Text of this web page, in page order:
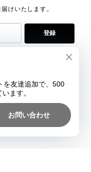
けいたします。
登録